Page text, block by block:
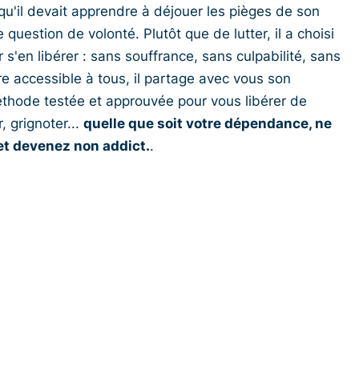
devait apprendre à déjouer les pièges de son
de volonté. Plutôt que de lutter, il a choisi
libérer : sans souffrance, sans culpabilité, sans
accessible à tous, il partage avec vous son
testée et approuvée pour vous libérer de
grignoter... quelle que soit votre dépendance, ne
devenez non addict..